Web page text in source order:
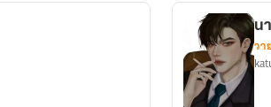
น
วา